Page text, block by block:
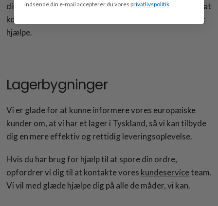
din ordre eller vores skattepolitik, er du velkommen til at
kontakte vores kundeserviceteam. Vi er her altid for at
hjælpe.
Lagerbygninger
Vi er glade for at kunne informere vores europæiske
kunder om, at vi har et lager i Tyskland, så vi kan tilbyde
dig en mere effektiv og rettidig leveringsoplevelse.
Hvis du har brug for hjælp til at spore din ordre,
opfordrer vi dig til at kontakte vores kundeserviceteam.
Vi vil med glæde hjælpe dig på alle de måder, vi kan.
indsende din e-mail accepterer du voresprivatlivspolitik.